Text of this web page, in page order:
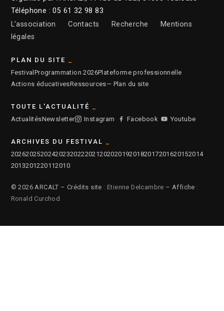
Téléphone : 05 61 32 98 83
L’association
Contacts Recherche
Mentions
légales
PLAN DU SITE
Festival Programmation 2026Plateforme professionnelle
Actions éducativesRessources— Plan du site
TOUTE L'ACTUALITÉ
ActualitésNewsletter Instagram Facebook Youtube
ARCHIVES DU FESTIVAL
2026202520242023202220212020201920182017201620152014
2013201220112010
© 2026 ARCALT – Crédits site : Etienne Delcambre – Affiche :
Ronald Curchod